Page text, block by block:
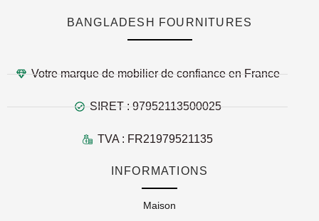
BANGLADESH FOURNITURES
Votre marque de mobilier de confiance en France
SIRET : 97952113500025
TVA : FR21979521135
INFORMATIONS
Maison